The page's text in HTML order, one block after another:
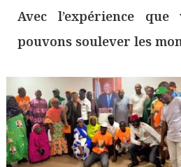
Avec l’expérience
pouvons soulever les